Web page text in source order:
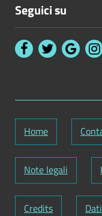
Seguici su
Home
Note legali
Credits